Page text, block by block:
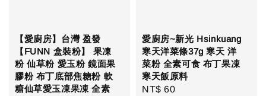
【愛廚房】台灣 盈發
【FUNN 盒裝粉】 果凍
粉 仙草粉 愛玉粉 鏡面果
膠粉 布丁底部焦糖粉 軟
糖仙草愛玉凍果凍 全素
愛廚房~新光 Hsinkuang
寒天洋菜條37g 寒天 洋
菜粉 全素可食 布丁果凍
寒天飯原料
Regular
NT$ 60